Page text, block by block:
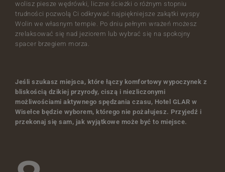
HOME
wolisz piesze wędrówki, liczne ścieżki o różnym stopniu
trudności pozwolą Ci odkrywać najpiękniejsze zakątki wyspy
Wolin we własnym tempie. Po dniu pełnym wrażeń możesz
zrelaksować się nad jeziorem lub wybrać się na spokojny
spacer brzegiem morza.
Jeśli szukasz miejsca, które łączy komfortowy wypoczynek z
bliskością dzikiej przyrody, ciszą i niezliczonymi
możliwościami aktywnego spędzania czasu, Hotel GLAR w
Wisełce będzie wyborem, którego nie pożałujesz. Przyjedź i
przekonaj się sam, jak wyjątkowe może być to miejsce.